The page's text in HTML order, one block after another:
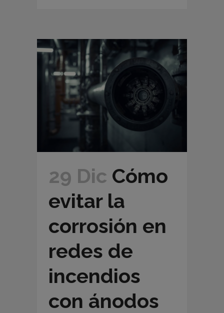
29 Dic Cómo
evitar la
corrosión en
redes de
incendios
con ánodos